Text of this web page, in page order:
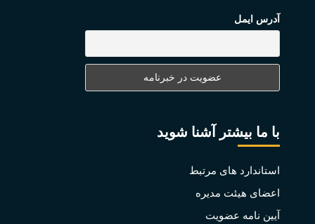
آدرس ایمل
با ما بیشتر آشنا شوید
استاندارد های مرتبط
اعضای هیئت مدیره
آیین نامه عضویت